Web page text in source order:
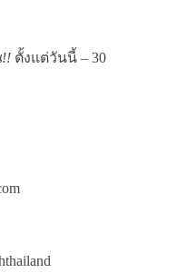
ตั้งแต่วันนี้ – 30